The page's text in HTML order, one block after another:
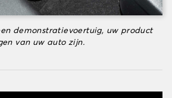
demonstratievoertuig, uw product
van uw auto zijn.